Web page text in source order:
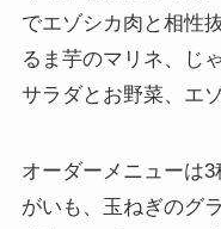
でエゾシカ肉と相性
るま芋のマリネ、じ
サラダとお野菜、エ
オーダーメニューは
がいも、玉ねぎのグ